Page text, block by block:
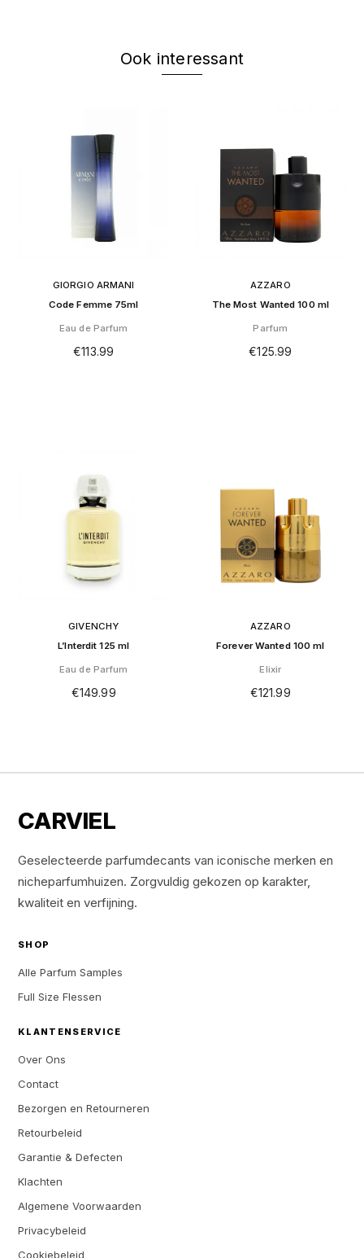
Ook interessant
GIORGIO ARMANI
Code Femme 75ml
Eau de Parfum
€113.99
AZZARO
The Most Wanted 100 ml
Parfum
€125.99
GIVENCHY
L’Interdit 125 ml
Eau de Parfum
€149.99
AZZARO
Forever Wanted 100 ml
Elixir
€121.99
CARVIEL
Geselecteerde parfumdecants van iconische merken en
nicheparfumhuizen. Zorgvuldig gekozen op karakter,
kwaliteit en verfijning.
SHOP
Alle Parfum Samples
Full Size Flessen
KLANTENSERVICE
Over Ons
Contact
Bezorgen en Retourneren
Retourbeleid
Garantie & Defecten
Klachten
Algemene Voorwaarden
Privacybeleid
Cookiebeleid